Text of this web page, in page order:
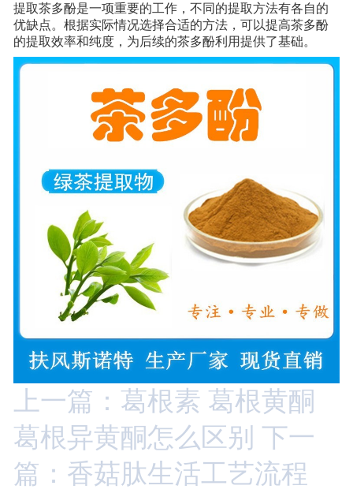
提取茶多酚是一项重要的工作，不同的提取方法有各自的
优缺点。根据实际情况选择合适的方法，可以提高茶多酚
的提取效率和纯度，为后续的茶多酚利用提供了基础。
上一篇：葛根素 葛根黄酮
葛根异黄酮怎么区别 下一
篇：香菇肽生活工艺流程